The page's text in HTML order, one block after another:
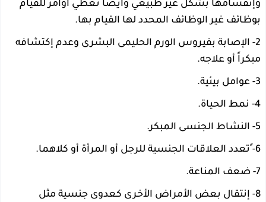
وإنقسامها بشكل غير طبيعي وأيضا تعطي أوامر للقيام
بوظائف غير الوظائف المحدد لها القيام بها.
2- الإصابة بفيروس الورم الحليمى البشرى وعدم إكتشافه
مبكراً أو علاجه.
3- عوامل بيئية.
4- نمط الحياة.
5- النشاط الجنسى المبكر.
6- ًتعدد العلاقات الجنسية للرجل أو المرأة أو كلاهما.
7- ضعف المناعة.
8- إنتقال بعض الأمراض الأخرى كعدوى جنسية مثل